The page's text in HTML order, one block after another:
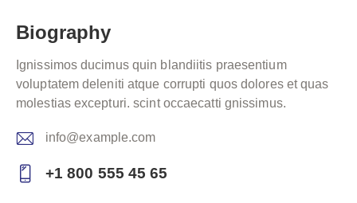
Biography
Ignissimos ducimus quin blandiitis praesentium
voluptatem deleniti atque corrupti quos dolores et quas
molestias excepturi. scint occaecatti gnissimus.
E-
m
info@example.com
+1 800 555 45 65